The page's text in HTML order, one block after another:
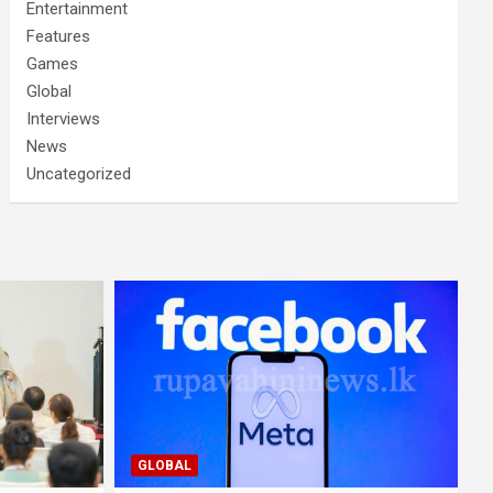
Entertainment
Features
Games
Global
Interviews
News
Uncategorized
GLOBAL